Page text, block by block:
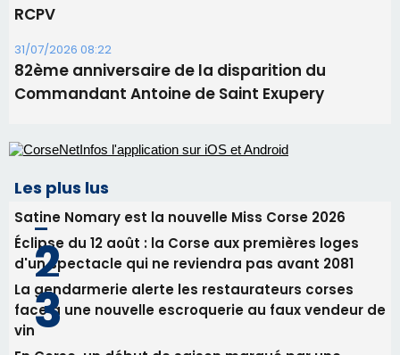
RCPV
31/07/2026 08:22
82ème anniversaire de la disparition du
Commandant Antoine de Saint Exupery
Les plus lus
Satine Nomary est la nouvelle Miss Corse 2026
Éclipse du 12 août : la Corse aux premières loges
d'un spectacle qui ne reviendra pas avant 2081
La gendarmerie alerte les restaurateurs corses
face à une nouvelle escroquerie au faux vendeur de
vin